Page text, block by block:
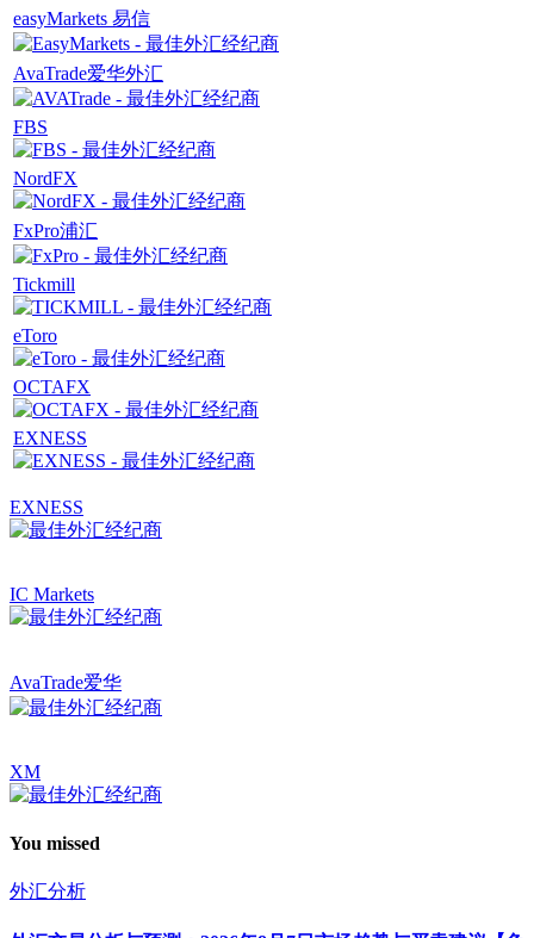
easyMarkets 易信
AvaTrade爱华外汇
FBS
NordFX
FxPro浦汇
Tickmill
eToro
OCTAFX
EXNESS
EXNESS
IC Markets
AvaTrade爱华
XM
You missed
外汇分析